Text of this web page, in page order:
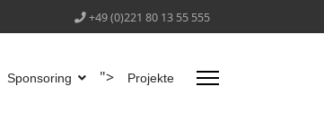
+49 (0)221 80 13 55 555
Sponsoring "> Projekte